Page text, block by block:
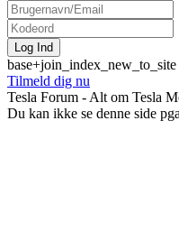
base+join_index_new_to_site
Tilmeld dig nu
Tesla Forum - Alt om Tesla
Du kan ikke se denne side